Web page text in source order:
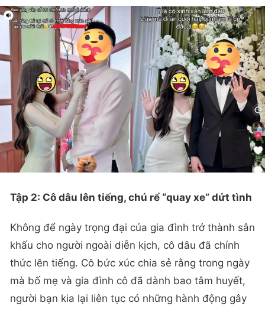
Tập 2: Cô dâu lên tiếng, chú rể “quay xe” dứt tình
Không để ngày trọng đại của gia đình trở thành sân
khấu cho người ngoài diễn kịch, cô dâu đã chính
thức lên tiếng. Cô bức xúc chia sẻ rằng trong ngày
mà bố mẹ và gia đình cô đã dành bao tâm huyết,
người bạn kia lại liên tục có những hành động gây